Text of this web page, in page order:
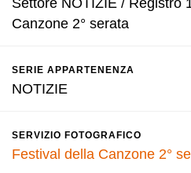
Settore NOTIZIE / Registro
Canzone 2° serata
SERIE APPARTENENZA
NOTIZIE
SERVIZIO FOTOGRAFICO
Festival della Canzone 2°